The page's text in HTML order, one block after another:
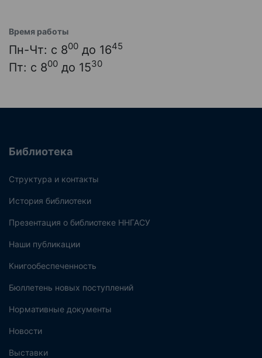
Время работы
Пн-Чт: с 800 до 1645
Пт: с 800 до 1530
Библиотека
Структура и контакты
История библиотеки
Презентация о библиотеке ННГАСУ
Наши публикации
Книгообеспеченность
Бюллетень новых поступлений
Нормативные документы
Новости
Выставки